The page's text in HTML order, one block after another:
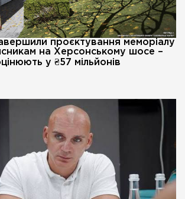
проєктування меморіалу
на Херсонському шосе –
у ₴57 мільйонів